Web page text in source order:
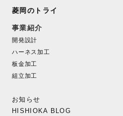
菱岡のトライ
事業紹介
開発設計
ハーネス加工
板金加工
組立加工
お知らせ
HISHIOKA BLOG